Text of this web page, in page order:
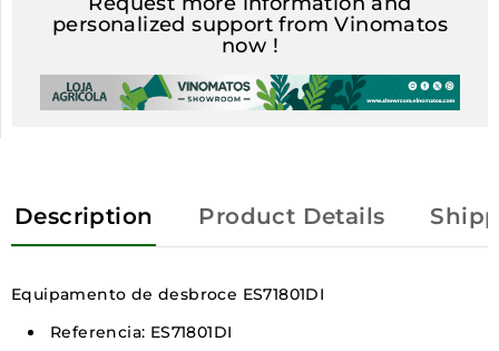
personalized support from Vinomatos
now !
Description Product Details
Equipamento de desbroce ES71801DI
Referencia: ES71801DI